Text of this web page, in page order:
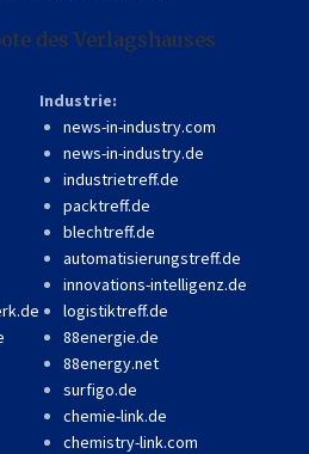
des Verlagshauses
Industrie:
news-in-industry.com
news-in-industry.de
industrietreff.de
packtreff.de
blechtreff.de
automatisierungstreff.de
innovations-intelligenz.de
logistiktreff.de
88energie.de
88energy.net
surfigo.de
chemie-link.de
chemistry-link.com